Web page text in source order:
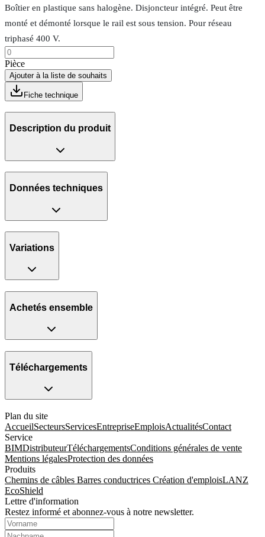
Boîtier en plastique sans halogène. Disjoncteur intégré. Peut être
monté et démonté lorsque le rail est sous tension. Pour réseau
triphasé 400 V.
Pièce
Ajouter à la liste de souhaits
Fiche technique
Description du produit
Données techniques
Variations
Achetés ensemble
Téléchargements
Plan du site
AccueilSecteursServicesEntrepriseEmploisActualitésContact
Service
BIMDistributeurTéléchargementsConditions générales de vente
Mentions légalesProtection des données
Produits
Chemins de câbles Barres conductrices Création d'emploisLANZ
EcoShield
Lettre d'information
Restez informé et abonnez-vous à notre newsletter.